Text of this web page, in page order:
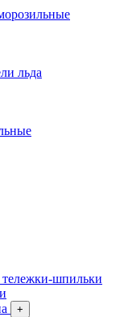
льда
шпильки
+